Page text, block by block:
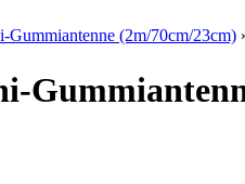
(2m/70cm/23cm)